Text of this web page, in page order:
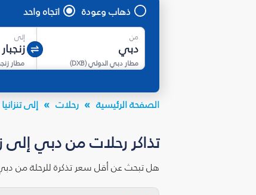
ذهاب وعودة اتجاه واحد
من
مطار دبي الدولي(
DXB
)
إلى
مطار
الصفحة الرئيسية رحلات إلى تنزانيا
تذاكر رحلات من دبي إلى
هل تبحث عن أقل سعر تذكرة للرحلة من